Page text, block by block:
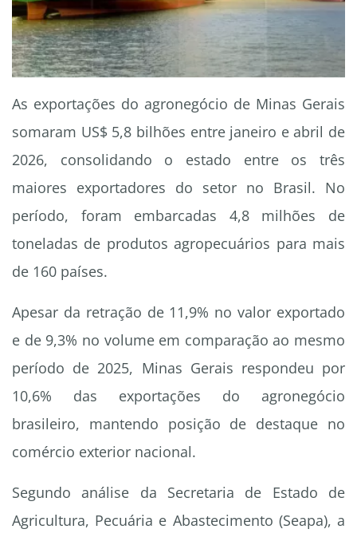
As exportações do agronegócio de Minas Gerais
somaram US$ 5,8 bilhões entre janeiro e abril de
2026, consolidando o estado entre os três
maiores exportadores do setor no Brasil. No
período, foram embarcadas 4,8 milhões de
toneladas de produtos agropecuários para mais
de 160 países.
Apesar da retração de 11,9% no valor exportado
e de 9,3% no volume em comparação ao mesmo
período de 2025, Minas Gerais respondeu por
10,6% das exportações do agronegócio
brasileiro, mantendo posição de destaque no
comércio exterior nacional.
Segundo análise da Secretaria de Estado de
Agricultura, Pecuária e Abastecimento (Seapa), a